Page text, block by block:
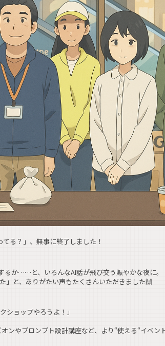
る？」、無事に終了しました！
るか……と、いろんなAI話が飛び交う賑やかな夜に。
」と、ありがたい声もたくさんいただきました🙌
ショップやろうよ！」
ンやプロンプト設計講座など、より“使える“イベン